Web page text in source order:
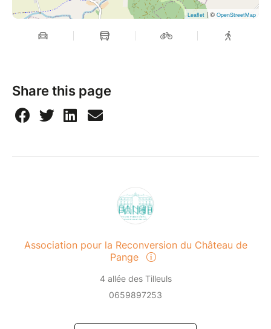
Leaflet | © OpenStreetMap
Share this page
Association pour la Reconversion du Château de
Pange
4 allée des Tilleuls
0659897253